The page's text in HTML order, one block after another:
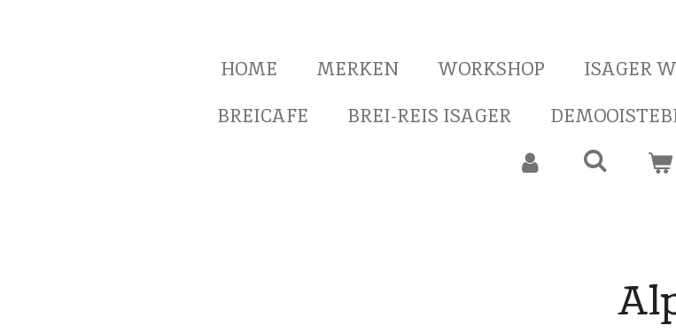
HOME MERKEN WORKSHOP ISAGER
BREICAFE
BREI-REIS ISAGER